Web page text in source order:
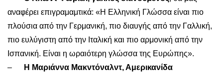
αναφέρει επιγραμαμτικά: «Η Ελληνική Γλώσσα είναι πιο
πλούσια από την Γερμανική, πιο διαυγής από την Γαλλική,
πιο ευλύγιστη από την Ιταλική και πιο αρμονική από την
Ισπανική. Είναι η ωραιότερη γλώσσα της Ευρώπης».
–
Η Μαριάννα Μακντόναλντ, Αμερικανίδα